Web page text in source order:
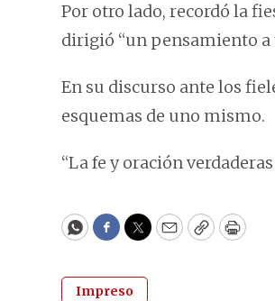
Por otro lado, recordó la
dirigió “un pensamiento a
En su discurso ante los
esquemas de uno mismo.
“La fe y oración
WhatsApp
Facebook
Twitter
EmailCopyPrint
Impreso